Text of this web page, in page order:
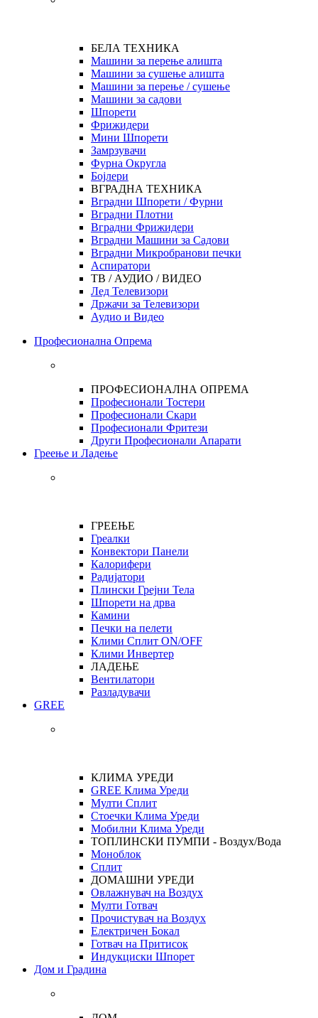
БЕЛА ТЕХНИКА
Машини за перење алишта
Машини за сушење алишта
Машини за перење / сушење
Машини за садови
Шпорети
Фрижидери
Мини Шпорети
Замрзувачи
Фурна Округла
Бојлери
ВГРАДНА ТЕХНИКА
Вградни Шпорети / Фурни
Вградни Плотни
Вградни Фрижидери
Вградни Машини за Садови
Вградни Микробранови печки
Аспиратори
ТВ / АУДИО / ВИДЕО
Лед Телевизори
Држачи за Телевизори
Аудио и Видео
Професионална Опрема
ПРОФЕСИОНАЛНА ОПРЕМА
Професионали Тостери
Професионали Скари
Професионали Фритези
Други Професионали Апарати
Греење и Ладење
ГРЕЕЊЕ
Греалки
Конвектори Панели
Калорифери
Радијатори
Плински Грејни Тела
Шпорети на дрва
Камини
Печки на пелети
Клими Сплит ON/OFF
Клими Инвертер
ЛАДЕЊЕ
Вентилатори
Разладувачи
GREE
КЛИМА УРЕДИ
GREE Клима Уреди
Мулти Сплит
Стоечки Клима Уреди
Мобилни Клима Уреди
ТОПЛИНСКИ ПУМПИ - Воздух/Вода
Моноблок
Сплит
ДОМАШНИ УРЕДИ
Овлажнувач на Воздух
Мулти Готвач
Прочистувач на Воздух
Електричен Бокал
Готвач на Притисок
Индукциски Шпорет
Дом и Градина